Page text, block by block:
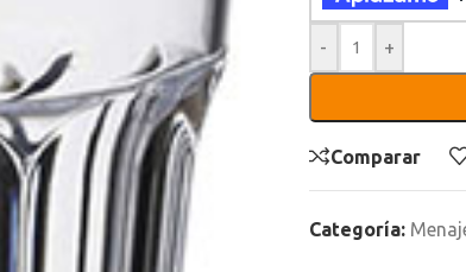
- +
Comparar
Categoría: